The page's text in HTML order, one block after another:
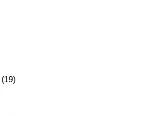
(19)